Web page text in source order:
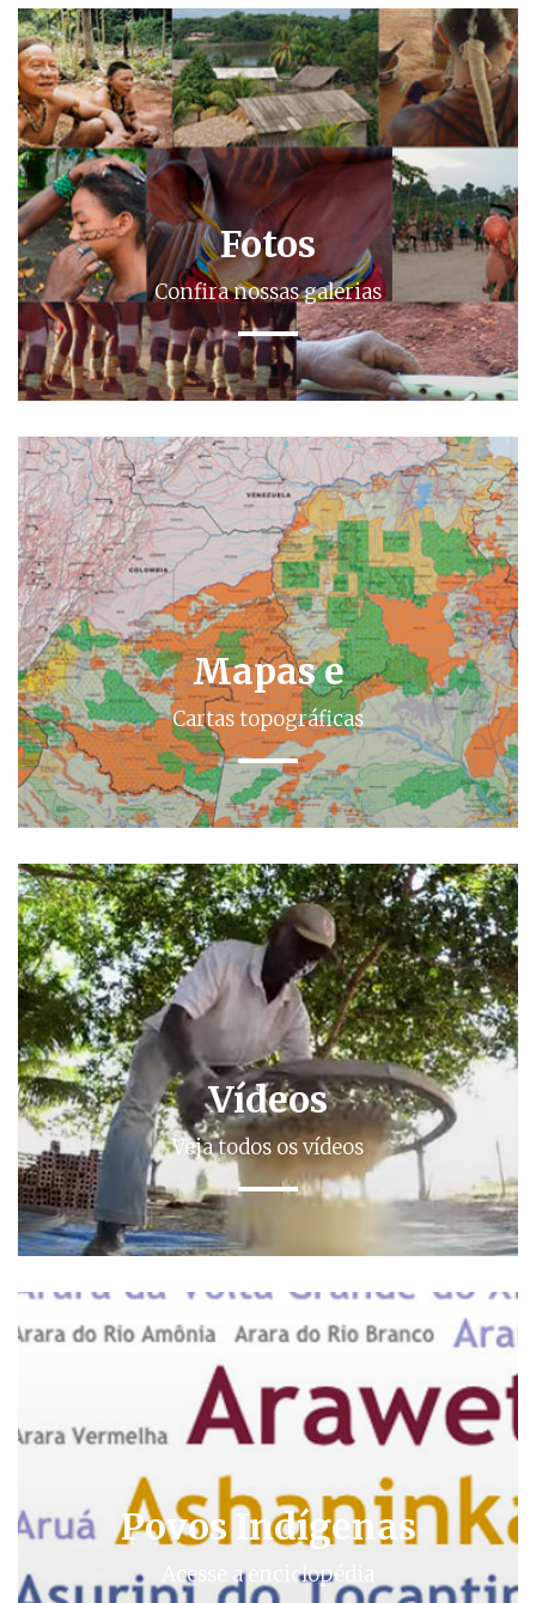
Fotos
Confira nossas galerias
Mapas e
Cartas topográficas
Vídeos
Veja todos os vídeos
Povos Indígenas
Acesse a enciclopédia